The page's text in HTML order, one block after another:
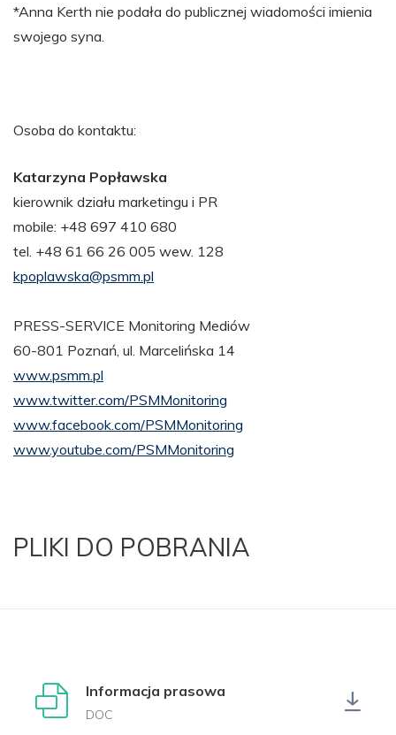
*Anna Kerth nie podała do publicznej wiadomości imienia
swojego syna.
Osoba do kontaktu:
Katarzyna Popławska
kierownik działu marketingu i PR
mobile: +48 697 410 680
tel. +48 61 66 26 005 wew. 128
kpoplawska@psmm.pl
PRESS-SERVICE Monitoring Mediów
60-801 Poznań, ul. Marcelińska 14
www.psmm.pl
www.twitter.com/PSMMonitoring
www.facebook.com/PSMMonitoring
www.youtube.com/PSMMonitoring
PLIKI DO POBRANIA
Informacja prasowa
DOC